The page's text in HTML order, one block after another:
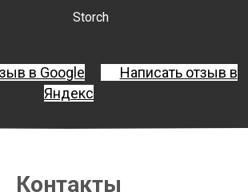
Storch
в Google
Написать отзыв в
Яндекс
Контакты